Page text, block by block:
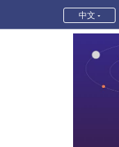
招聘中心-
中文